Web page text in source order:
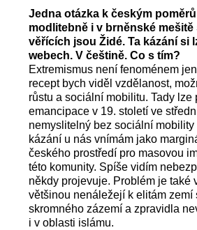
Jedna otázka k českým
modlitebně i v brněnské
věřících jsou Židé. Ta kázání si
webech. V češtině. Co s tím?
Extremismus není fenoménem
recept bych viděl vzdělanost,
růstu a sociální mobilitu. Tady
emancipace v 19. století ve
nemyslitelný bez sociální
kázání u nás vnímám jako
českého prostředí pro masovou
této komunity. Spíše vidím
někdy projevuje. Problém je také
většinou nenáležejí k elitám
skromného zázemí a zpravidla
i v oblasti islámu.